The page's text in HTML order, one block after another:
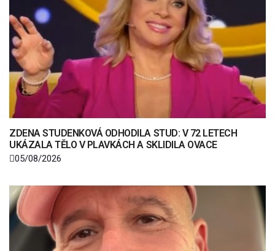
ZDENA STUDENKOVÁ ODHODILA STUD: V 72 LETECH
UKÁZALA TĚLO V PLAVKÁCH A SKLIDILA OVACE
05/08/2026